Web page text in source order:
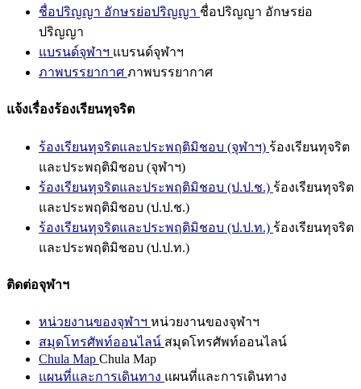
ชื่อปริญญา อักษรย่อปริญญา ชื่อปริญญา อักษรย่อ
ปริญญา
แบรนด์จุฬาฯ แบรนด์จุฬาฯ
ภาพบรรยากาศ ภาพบรรยากาศ
แจ้งเรื่องร้องเรียนทุจริต
ร้องเรียนทุจริตและประพฤติมิชอบ (จุฬาฯ) ร้องเรียนทุจริต
และประพฤติมิชอบ (จุฬาฯ)
ร้องเรียนทุจริตและประพฤติมิชอบ (ป.ป.ช.) ร้องเรียนทุจริต
และประพฤติมิชอบ (ป.ป.ช.)
ร้องเรียนทุจริตและประพฤติมิชอบ (ป.ป.ท.) ร้องเรียนทุจริต
และประพฤติมิชอบ (ป.ป.ท.)
ติดต่อจุฬาฯ
หน่วยงานของจุฬาฯ หน่วยงานของจุฬาฯ
สมุดโทรศัพท์ออนไลน์ สมุดโทรศัพท์ออนไลน์
Chula Map Chula Map
แผนที่และการเดินทาง แผนที่และการเดินทาง